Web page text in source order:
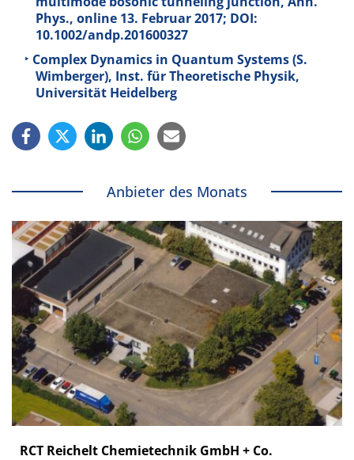
Phys., online 13. Februar 2017; DOI:
10.1002/andp.201600327
Complex Dynamics in Quantum Systems (S.
Wimberger), Inst. für Theoretische Physik,
Universität Heidelberg
Anbieter des Monats
RCT Reichelt Chemietechnik GmbH + Co.